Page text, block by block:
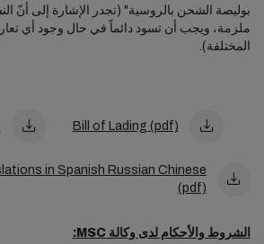
بوليصة الشحن بالروسية" (تجدر الإشارة إلى أنّ
ملزمة، ويجب أن تسود دائماً في حال وجود أي
المختلفة).
Bill of Lading (pdf)
in Spanish Russian Chinese
(pdf)
الشروط والأحكام لدى وكالة MSC: